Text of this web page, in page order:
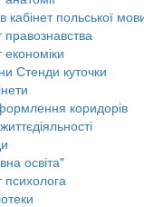
кабінет польської
правознавства
Стенди куточки
коридорів
освіта"
психолога